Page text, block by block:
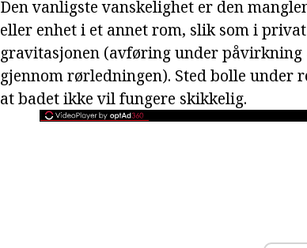
Den vanligste vanskelighet er den
eller enhet i et annet rom, slik som i
gravitasjonen (avføring under påvirkning
gjennom rørledningen). Sted bolle
at badet ikke vil fungere skikkelig.